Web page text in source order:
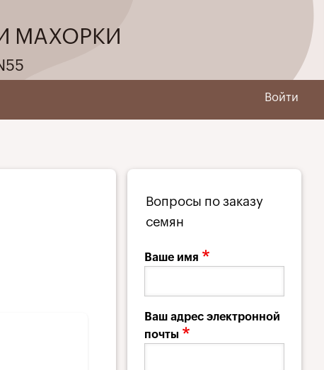
МАХОРКИ
Войти
Вопросы по заказу
семян
Ваше имя
Ваш адрес электронной
почты